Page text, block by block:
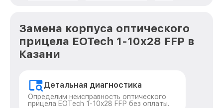
Замена корпуса оптического
прицела EOTech 1-10x28 FFP в
Казани
Детальная диагностика
Определим неисправность оптического
прицела EOTech 1-10x28 FFP без оплаты.